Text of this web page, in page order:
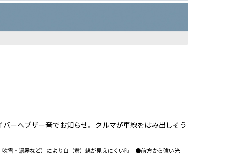
ーへブザー音でお知らせ。クルマが車線をはみ出しそう
雪・濃霧など）により白（黄）線が見えにくい時 ●前方から強い光